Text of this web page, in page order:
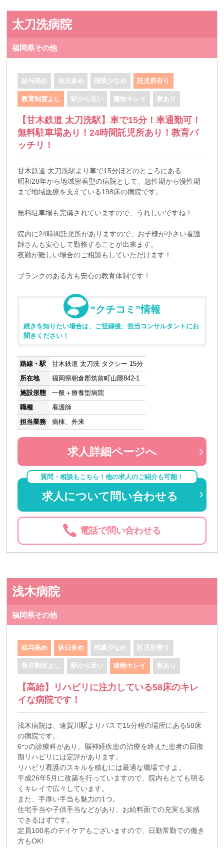
太刀洗病院
福岡県その他
給与高め 休日多め 残業少なめ 託児所有り
教育制度よし 駅から近い 建物キレイ 寮あり
【甘木鉄道 太刀洗駅】車で15分！車通勤可！
無料駐車場あり！24時間託児所あり！教育バ
ッチリ！
甘木鉄道 太刀洗駅より車で15分ほどのところにある
昭和28年から地域密着型の病院として、急性期から慢性期
まで地域医療を支えている198床の病院です。
無料駐車場も完備されていますので、うれしいですね！
院内に24時間託児所がありますので、お子様が小さい看護
師さんも安心して勤務することが出来ます。
夜勤が難しい場合のご相談もしていただけます！
ブランクのある方も安心の教育体制です！
“クチコミ”情報
続きを知りたい場合は、ご登録後、担当コンサルタントにお
聞きください！
路線・駅
甘木鉄道 太刀洗 タクシー 15分
所在地
福岡県朝倉郡筑前町山隈842-1
施設形態
一般＋療養型病院
職種
看護師
担当業務
病棟、外来
求人詳細ページへ
質問・相談もこちら！他の求人のご紹介も可能！
求人について問い合わせる
電話で問い合わせる
浅木病院
福岡県その他
給与高め 休日多め 残業少なめ 託児所有り
教育制度よし 駅から近い 建物キレイ 寮あり
【高給】リハビリに注力している58床のキレ
イな病院です！
浅木病院は、遠賀川駅よりバスで15分程の場所にある58床
の病院です。
6つの診療科があり、脳神経疾患の治療を終えた患者の回復
期リハビリには定評があります。
リハビリ看護のスキルを積むには最適な職場ですよ。
平成26年5月に改築を行っていますので、院内もとても明る
くキレイで広々しています。
また、手厚い手当も魅力の1つ。
住宅手当や子供手当などがあり、お給料面での充実も実感
できるはずです。
定員100名のデイケアもございますので、日勤常勤での働き
方もOK!